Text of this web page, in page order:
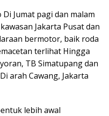
Jumat pagi dan malam
Jakarta Pusat dan
bermotor, baik roda
terlihat Hingga
TB Simatupang dan
arah Cawang, Jakarta
lebih awal